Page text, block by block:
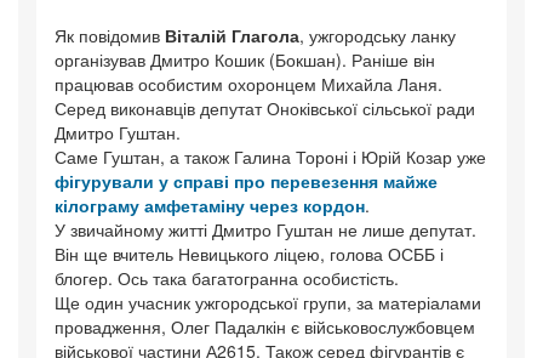
Як повідомив Віталій Глагола, ужгородську ланку
організував Дмитро Кошик (Бокшан). Раніше він
працював особистим охоронцем Михайла Ланя.
Серед виконавців депутат Оноківської сільської ради
Дмитро Гуштан.
Саме Гуштан, а також Галина Тороні і Юрій Козар уже
фігурували у справі про перевезення майже
кілограму амфетаміну через кордон.
У звичайному житті Дмитро Гуштан не лише депутат.
Він ще вчитель Невицького ліцею, голова ОСББ і
блогер. Ось така багатогранна особистість.
Ще один учасник ужгородської групи, за матеріалами
провадження, Олег Падалкін є військовослужбовцем
військової частини А2615. Також серед фігурантів є